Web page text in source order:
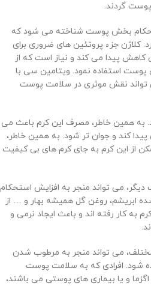
گردند.
بخش پوست شناخته می شود که
جزء پروتئین های ضروری برای
پیدا می کند و نیاز است که از
پوست استفاده نمود. ویتامین سی با
تواند نقش موثری در سلامت پوست
به همین خاطر، مصرف این کرم باعث می
کند و جوان تر شود. به همین خاطر،
از این کرم به جای کرم های بی کیفیت
دیگر، می تواند منجر به افزایش استحکام
ابریشم، روغن گل همیشه بهار و … از
به کار رفته اند و باعث ایجاد نرمی و
مختلف، می تواند منجر به مرطوب شدن
افرادی که به سلامت پوست
و یا بیماری های پوستی می باشند،